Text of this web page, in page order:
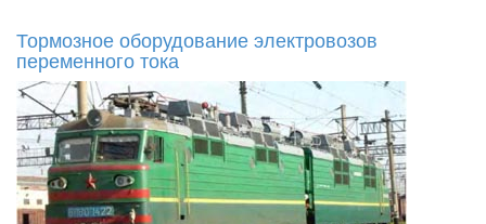
Тормозное оборудование электровозов
переменного тока